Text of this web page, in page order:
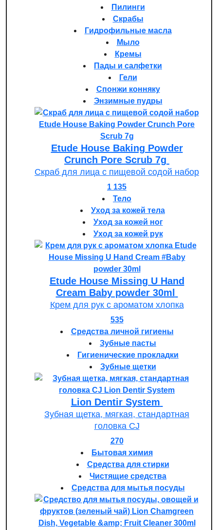
Пилинги
Скрабы
Гидрофильные масла
Мыло
Кремы
Пады и салфетки
Гели
Спонжи конняку
Энзимные пудры
Etude House Baking Powder
Crunch Pore Scrub 7g
Скраб для лица с пищевой содой набор
1 135
Тело
Уход за кожей тела
Уход за кожей ног
Уход за кожей рук
Etude House Missing U Hand
Cream Baby powder 30ml
Крем для рук с ароматом хлопка
535
Средства личной гигиены
Зубные пасты
Гигиенические прокладки
Зубные щетки
Lion Dentir System
Зубная щетка, мягкая, стандартная
головка СJ
270
Бытовая химия
Средства для стирки
Чистящие средства
Средства для мытья посуды